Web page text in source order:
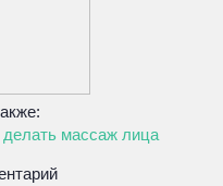
массаж лица